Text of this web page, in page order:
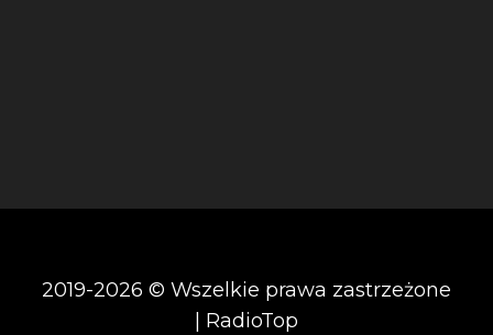
2019-2026 © Wszelkie prawa zastrzeżone
| RadioTop